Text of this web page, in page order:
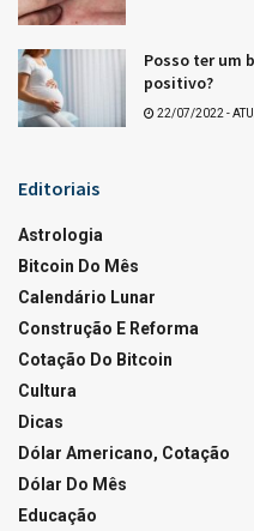
Que tal +Essa?
Ganhadores da Quina 7084
05/08/2026